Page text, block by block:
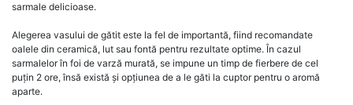
sarmale delicioase.
Alegerea vasului de gătit este la fel de importantă, fiind recomandate
oalele din ceramică, lut sau fontă pentru rezultate optime. În cazul
sarmalelor în foi de varză murată, se impune un timp de fierbere de cel
puțin 2 ore, însă există și opțiunea de a le găti la cuptor pentru o aromă
aparte.